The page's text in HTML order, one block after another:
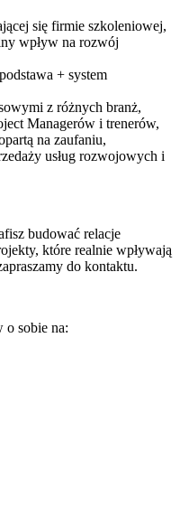
się firmie szkoleniowej,
wpływ na rozwój
+ system
z różnych branż,
Managerów i trenerów,
na zaufaniu,
usług rozwojowych i
budować relacje
które realnie wpływają
do kontaktu.
o sobie na: